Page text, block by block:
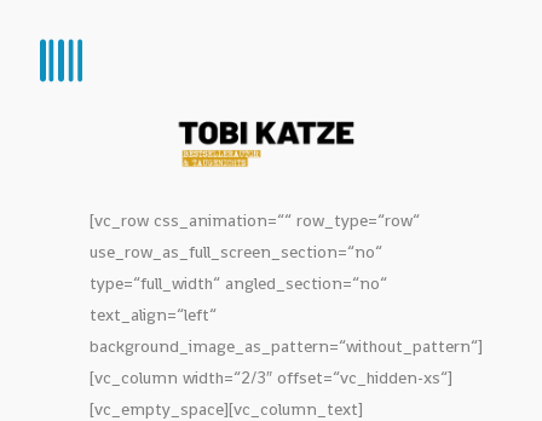
[vc_row css_animation=““ row_type=“row“
use_row_as_full_screen_section=“no“
type=“full_width“ angled_section=“no“
text_align=“left“
background_image_as_pattern=“without_pattern“]
[vc_column width=“2/3″ offset=“vc_hidden-xs“]
[vc_empty_space][vc_column_text]